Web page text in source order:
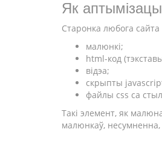
Як
Старонка любога
малюнкі;
html-код
відэа;
скрыпты
файлы css са
Такі элемент, як
малюнкаў, несумненна,